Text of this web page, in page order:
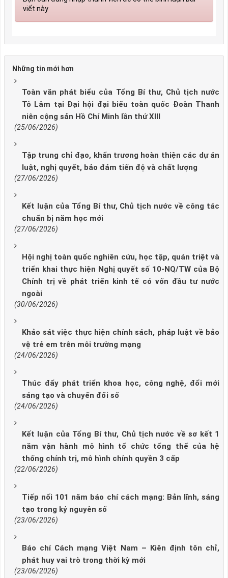
viết này
Những tin mới hơn
Toàn văn phát biểu của Tổng Bí thư, Chủ tịch nước
Tô Lâm tại Đại hội đại biểu toàn quốc Đoàn Thanh
niên cộng sản Hồ Chí Minh lần thứ XIII
(25/06/2026)
Tập trung chỉ đạo, khẩn trương hoàn thiện các dự án
luật, nghị quyết, bảo đảm tiến độ và chất lượng
(27/06/2026)
Kết luận của Tổng Bí thư, Chủ tịch nước về công tác
chuẩn bị năm học mới
(27/06/2026)
Hội nghị toàn quốc nghiên cứu, học tập, quán triệt và
triển khai thực hiện Nghị quyết số 10-NQ/TW của Bộ
Chính trị về phát triển kinh tế có vốn đầu tư nước
ngoài
(30/06/2026)
Khảo sát việc thực hiện chính sách, pháp luật về bảo
vệ trẻ em trên môi trường mạng
(24/06/2026)
Thúc đẩy phát triển khoa học, công nghệ, đổi mới
sáng tạo và chuyển đổi số
(24/06/2026)
Kết luận của Tổng Bí thư, Chủ tịch nước về sơ kết 1
năm vận hành mô hình tổ chức tổng thể của hệ
thống chính trị, mô hình chính quyền 3 cấp
(22/06/2026)
Tiếp nối 101 năm báo chí cách mạng: Bản lĩnh, sáng
tạo trong kỷ nguyên số
(23/06/2026)
Báo chí Cách mạng Việt Nam – Kiên định tôn chỉ,
phát huy vai trò trong thời kỳ mới
(23/06/2026)